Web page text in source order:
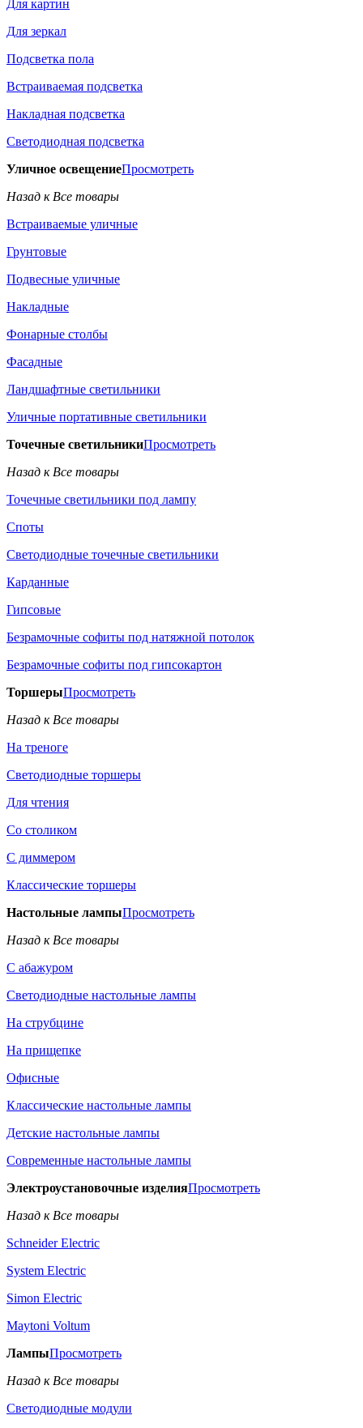
Для картин
Для зеркал
Подсветка пола
Встраиваемая подсветка
Накладная подсветка
Светодиодная подсветка
Уличное освещениеПросмотреть
Назад к Все товары
Встраиваемые уличные
Грунтовые
Подвесные уличные
Накладные
Фонарные столбы
Фасадные
Ландшафтные светильники
Уличные портативные светильники
Точечные светильникиПросмотреть
Назад к Все товары
Точечные светильники под лампу
Споты
Светодиодные точечные светильники
Карданные
Гипсовые
Безрамочные софиты под натяжной потолок
Безрамочные софиты под гипсокартон
ТоршерыПросмотреть
Назад к Все товары
На треноге
Светодиодные торшеры
Для чтения
Со столиком
С диммером
Классические торшеры
Настольные лампыПросмотреть
Назад к Все товары
С абажуром
Светодиодные настольные лампы
На струбцине
На прищепке
Офисные
Классические настольные лампы
Детские настольные лампы
Современные настольные лампы
Электроустановочные изделияПросмотреть
Назад к Все товары
Schneider Electric
System Electric
Simon Electric
Maytoni Voltum
ЛампыПросмотреть
Назад к Все товары
Светодиодные модули